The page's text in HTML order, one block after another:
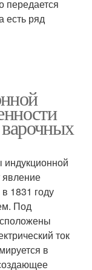
передается
есть ряд
явление
1831 году
Под
ток
в